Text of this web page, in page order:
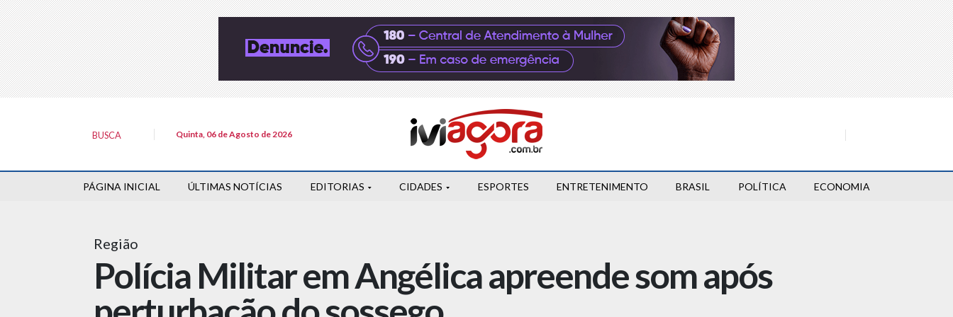
BUSCA Quinta, 06 de Agosto de 2026
PÁGINA INICIAL ÚLTIMAS NOTÍCIAS EDITORIAS CIDADES ESPORTES ENTRETENIMENTO BRASIL POLÍTICA ECONOMIA
Região
Polícia Militar em Angélica apreende som após